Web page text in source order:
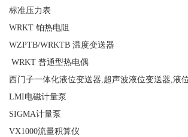
标准压力表
WRKT 铂热电阻
WZPTB/WRKTB 温度变送器
WRKT 普通型热电偶
西门子一体化液位变送器,超声波液位变送器,液
LMI电磁计量泵
SIGMA计量泵
VX1000流量积算仪